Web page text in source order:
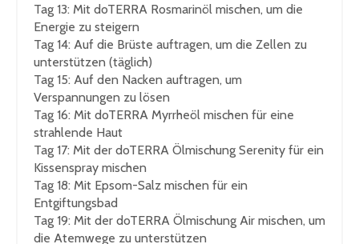
Tag 13: Mit doTERRA Rosmarinöl mischen, um die
Energie zu steigern
Tag 14: Auf die Brüste auftragen, um die Zellen zu
unterstützen (täglich)
Tag 15: Auf den Nacken auftragen, um
Verspannungen zu lösen
Tag 16: Mit doTERRA Myrrheöl mischen für eine
strahlende Haut
Tag 17: Mit der doTERRA Ölmischung Serenity für ein
Kissenspray mischen
Tag 18: Mit Epsom-Salz mischen für ein
Entgiftungsbad
Tag 19: Mit der doTERRA Ölmischung Air mischen, um
die Atemwege zu unterstützen